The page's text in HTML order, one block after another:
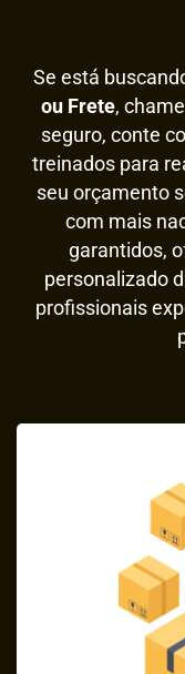
Se está
ou Frete,
seguro, conte
treinados para
seu orçamento
com mais
garantidos,
personalizado
profissionais